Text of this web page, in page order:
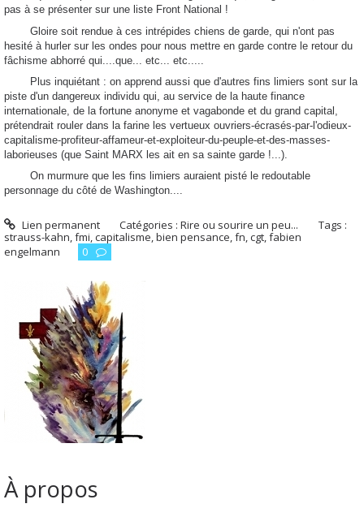
pas à se présenter sur une liste Front National !
Gloire soit rendue à ces intrépides chiens de garde, qui n'ont pas
hesité à hurler sur les ondes pour nous mettre en garde contre le retour du
fâchisme abhorré qui....que... etc... etc.....
Plus inquiétant : on apprend aussi que d'autres fins limiers sont sur la
piste d'un dangereux individu qui, au service de la haute finance
internationale, de la fortune anonyme et vagabonde et du grand capital,
prétendrait rouler dans la farine les vertueux ouvriers-écrasés-par-l'odieux-
capitalisme-profiteur-affameur-et-exploiteur-du-peuple-et-des-masses-
laborieuses (que Saint MARX les ait en sa sainte garde !...).
On murmure que les fins limiers auraient pisté le redoutable
personnage du côté de Washington....
Lien permanent Catégories :Rire ou sourire un peu...
Tags :
strauss-kahn,fmi,capitalisme,bien pensance,fn,cgt,fabien
engelmann
0
À propos